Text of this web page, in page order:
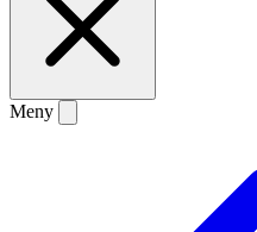
Meny